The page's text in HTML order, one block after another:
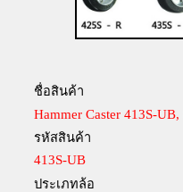
ชื่อสินค้า
Hammer Caster 413S-
รหัสสินค้า
413S-UB
ประเภทล้อ